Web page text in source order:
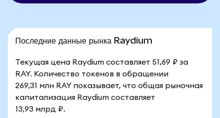
Последние данные рынка Raydium
Текущая цена Raydium составляет 51,69 ₽ за
RAY. Количество токенов в обращении
269,31 млн RAY показывает, что общая рыночная
капитализация Raydium составляет
13,93 млрд ₽.